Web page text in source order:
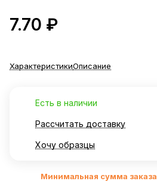
7.70 ₽
ХарактеристикиОписание
Есть в наличии
Рассчитать доставку
Хочу образцы
Минимальная сумма заказа